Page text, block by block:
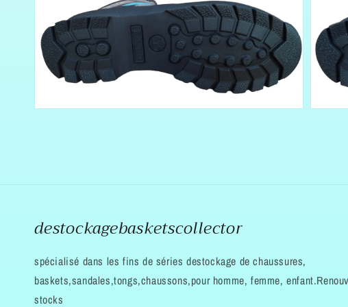
Ouvrir
des
supports
multimédia
vue
destockagebasketscollector
spécialisé dans les fins de séries destockage de chaussures,
baskets,sandales,tongs,chaussons,pour homme, femme,
stocks